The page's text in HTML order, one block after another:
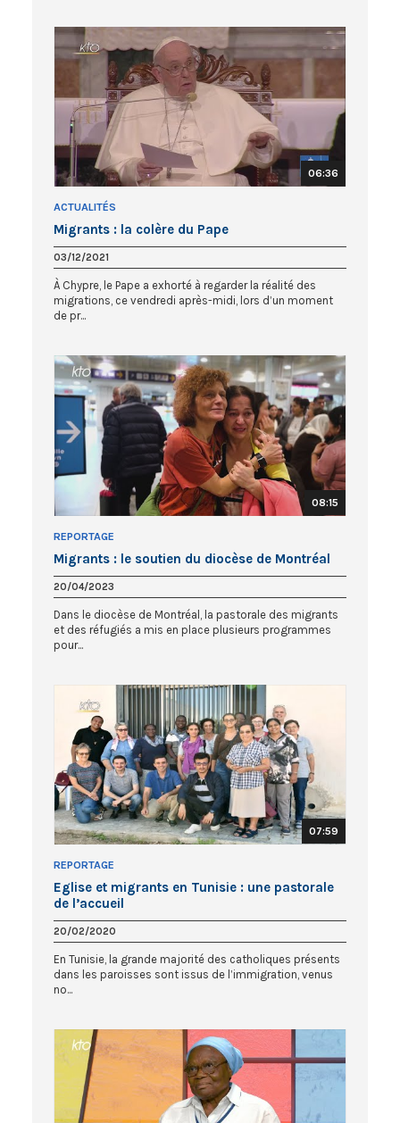
06:36
ACTUALITÉS
Migrants : la colère du Pape
03/12/2021
À Chypre, le Pape a exhorté à regarder la réalité des
migrations, ce vendredi après-midi, lors d’un moment
de pr...
08:15
REPORTAGE
Migrants : le soutien du diocèse de Montréal
20/04/2023
Dans le diocèse de Montréal, la pastorale des migrants
et des réfugiés a mis en place plusieurs programmes
pour...
07:59
REPORTAGE
Eglise et migrants en Tunisie : une pastorale
de l’accueil
20/02/2020
En Tunisie, la grande majorité des catholiques présents
dans les paroisses sont issus de l’immigration, venus
no...